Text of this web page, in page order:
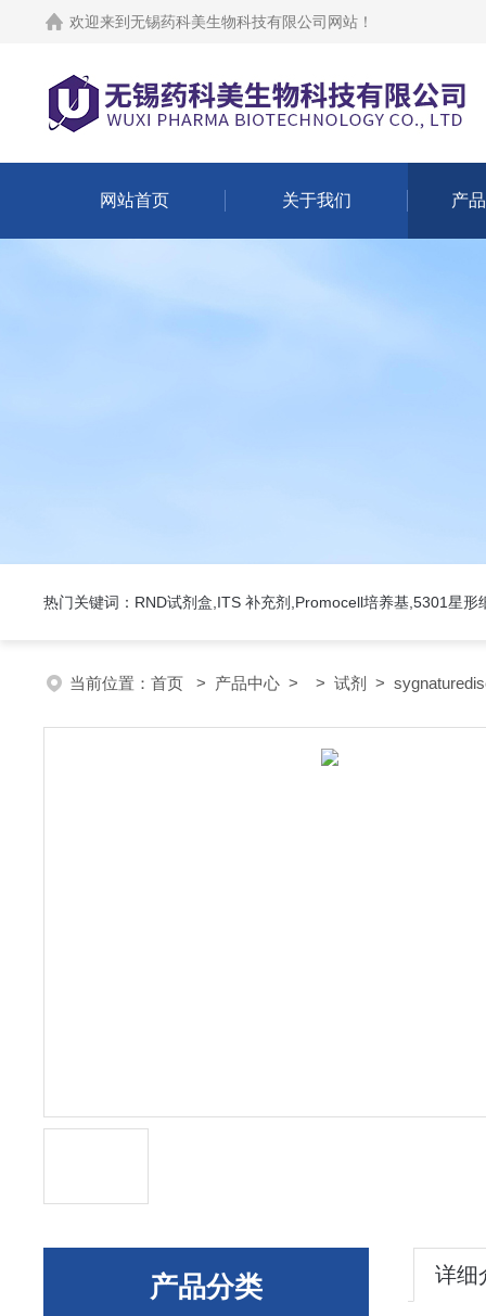
欢迎来到 无锡药科美生物科技有限公司网站 ！
网站首页 关于我们 产
热门关键词：RND试剂盒,ITS 补充剂,Promocell培养基,5301星形
当前位置： 首页 > 产品中心 > > 试剂 >
产品分类 详细